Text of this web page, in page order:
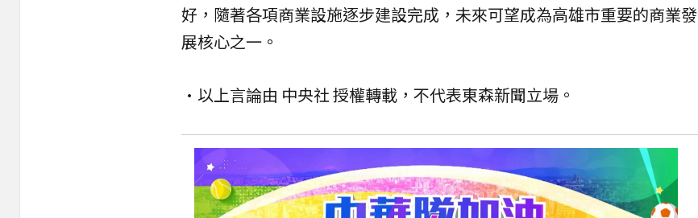
好，隨著各項商業設施逐步建設完成，未來可望成為高雄市重要的商業發
展核心之一。
•以上言論由 中央社 授權轉載，不代表東森新聞立場。